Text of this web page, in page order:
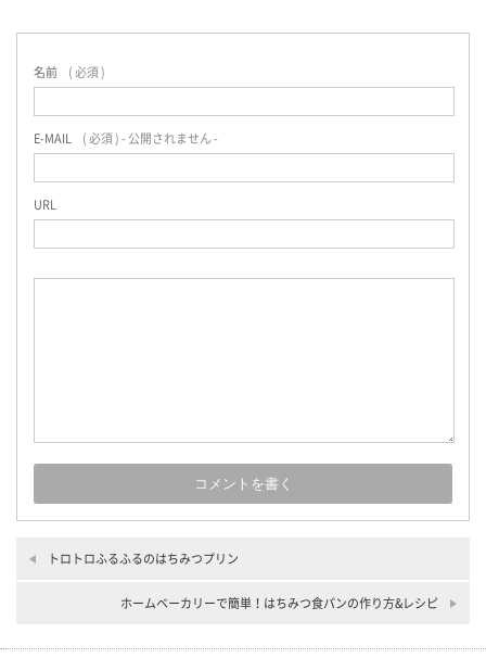
名前 ( 必須 )
E-MAIL ( 必須 ) - 公開されません -
URL
トロトロふるふるのはちみつプリン
ホームベーカリーで簡単！はちみつ食パンの作り方&レシピ